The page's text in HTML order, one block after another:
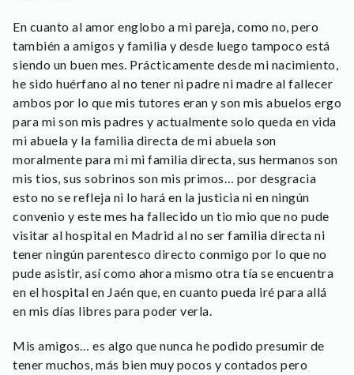
En cuanto al amor englobo a mi pareja, como no, pero
también a amigos y familia y desde luego tampoco está
siendo un buen mes. Prácticamente desde mi nacimiento,
he sido huérfano al no tener ni padre ni madre al fallecer
ambos por lo que mis tutores eran y son mis abuelos ergo
para mi son mis padres y actualmente solo queda en vida
mi abuela y la familia directa de mi abuela son
moralmente para mi mi familia directa, sus hermanos son
mis tios, sus sobrinos son mis primos… por desgracia
esto no se refleja ni lo hará en la justicia ni en ningún
convenio y este mes ha fallecido un tio mio que no pude
visitar al hospital en Madrid al no ser familia directa ni
tener ningún parentesco directo conmigo por lo que no
pude asistir, así como ahora mismo otra tía se encuentra
en el hospital en Jaén que, en cuanto pueda iré para allá
en mis días libres para poder verla.
Mis amigos… es algo que nunca he podido presumir de
tener muchos, más bien muy pocos y contados pero